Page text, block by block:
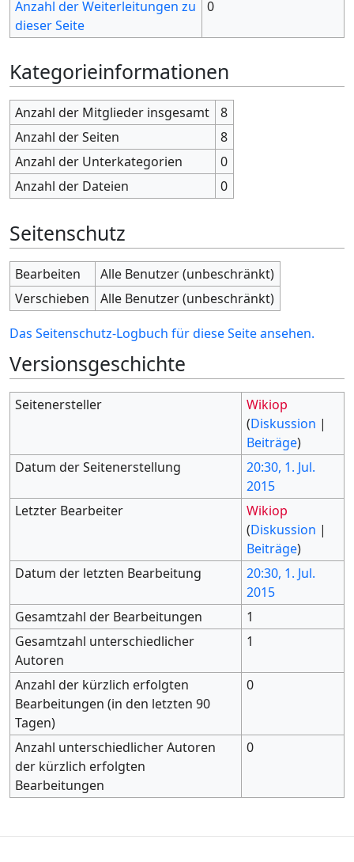
Anzahl der Weiterleitungen zu
dieser Seite
0
Kategorieinformationen
Anzahl der Mitglieder insgesamt
8
Anzahl der Seiten
8
Anzahl der Unterkategorien
0
Anzahl der Dateien
0
Seitenschutz
Bearbeiten
Alle Benutzer (unbeschränkt)
Verschieben
Alle Benutzer (unbeschränkt)
Das Seitenschutz-Logbuch für diese Seite ansehen.
Versionsgeschichte
Seitenersteller
Wikiop
(Diskussion |
Beiträge)
Datum der Seitenerstellung
20:30, 1. Jul.
2015
Letzter Bearbeiter
Wikiop
(Diskussion |
Beiträge)
Datum der letzten Bearbeitung
20:30, 1. Jul.
2015
Gesamtzahl der Bearbeitungen
1
Gesamtzahl unterschiedlicher
Autoren
1
Anzahl der kürzlich erfolgten
Bearbeitungen (in den letzten 90
Tagen)
0
Anzahl unterschiedlicher Autoren
der kürzlich erfolgten
Bearbeitungen
0